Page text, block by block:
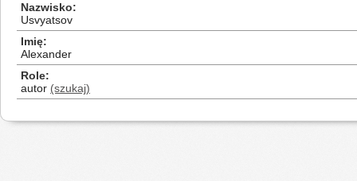
Nazwisko
Usvyatsov
Imię
Alexander
Role
autor (szukaj)